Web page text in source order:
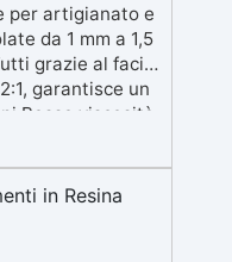
per artigianato e
da 1 mm a 1,5
grazie al facile
garantisce un
Bassa viscosità
con
e altri
atossica e
pelle, Bpa Free e